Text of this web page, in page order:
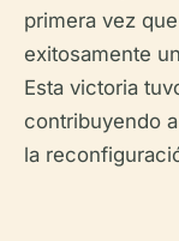
primera vez
exitosamente
Esta victoria
contribuyendo
la